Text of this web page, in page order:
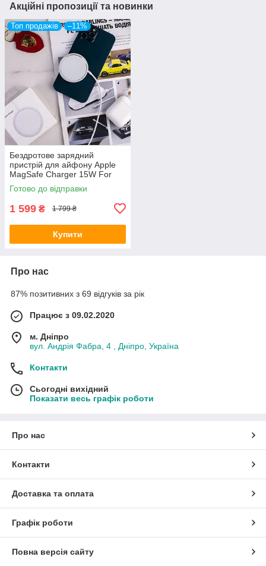
Акційні пропозиції та новинки
Топ продажів –11%
Бездротове зарядний
пристрій для айфону Apple
MagSafe Charger 15W For
New Iphone 12
Готово до відправки
1 599 ₴ 1 799 ₴
Купити
Про нас
87% позитивних з 69 відгуків за рік
Працює з 09.02.2020
м. Дніпро
вул. Андрія Фабра, 4 , Дніпро, Україна
Контакти
Сьогодні вихідний
Показати весь графік роботи
Про нас
Контакти
Доставка та оплата
Графік роботи
Повна версія сайту